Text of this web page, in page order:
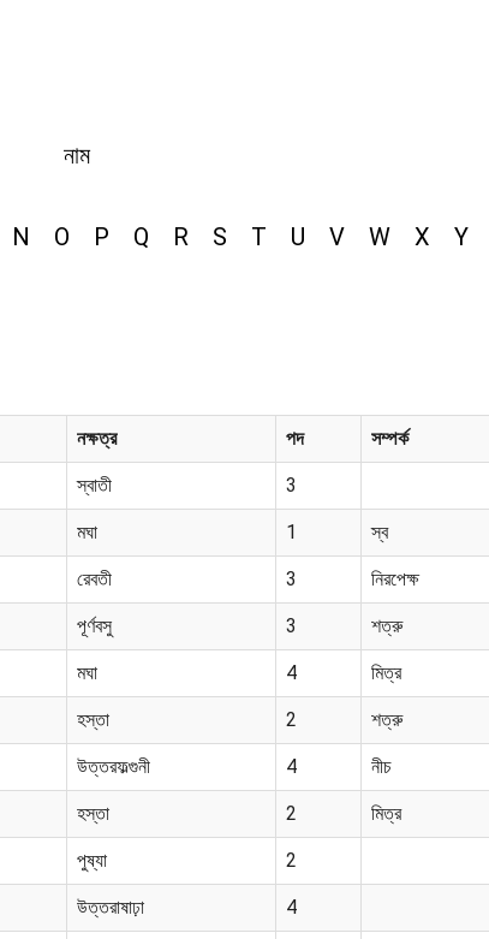
নাম
N O P Q R S T U V W X Y
নক্ষত্র পদ সম্পর্ক
স্বাতী 3
মঘা 1 স্ব
রেবতী 3 নিরপেক্ষ
পূর্ণবসু 3 শত্রু
মঘা 4 মিত্র
হস্তা 2 শত্রু
উত্তরফল্গুনী 4 নীচ
হস্তা 2 মিত্র
পুষ্যা 2
উত্তরাষাঢ়া 4